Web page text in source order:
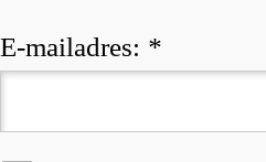
E-mailadres: *